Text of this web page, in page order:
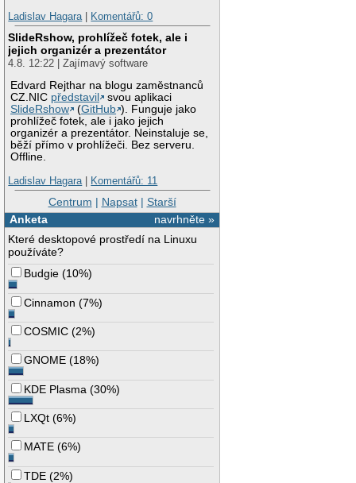
Ladislav Hagara| Komentářů: 0
SlideRshow, prohlížeč fotek, ale i
jejich organizér a prezentátor
4.8. 12:22 | Zajímavý software
Edvard Rejthar na blogu zaměstnanců
CZ.NIC představil
svou aplikaci
SlideRshow
(GitHub ). Funguje jako
prohlížeč fotek, ale i jako jejich
organizér a prezentátor. Neinstaluje se,
běží přímo v prohlížeči. Bez serveru.
Offline.
Ladislav Hagara| Komentářů: 11
Centrum | Napsat| Starší
navrhněte »
Anketa
Které desktopové prostředí na Linuxu
používáte?
Budgie (10%)
Cinnamon (7%)
COSMIC (2%)
GNOME (18%)
KDE Plasma (30%)
LXQt (6%)
MATE (6%)
TDE (2%)